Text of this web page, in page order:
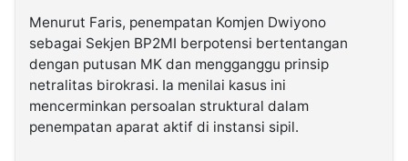
Menurut Faris, penempatan Komjen Dwiyono
sebagai Sekjen BP2MI berpotensi bertentangan
dengan putusan MK dan mengganggu prinsip
netralitas birokrasi. Ia menilai kasus ini
mencerminkan persoalan struktural dalam
penempatan aparat aktif di instansi sipil.